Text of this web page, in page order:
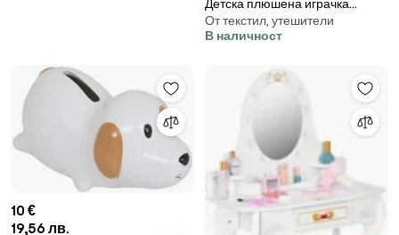
Детска плюшена играчка
atmosphera Pineapple , 26 cm
От текстил, утешители
В наличност
10 €
19,56 лв.